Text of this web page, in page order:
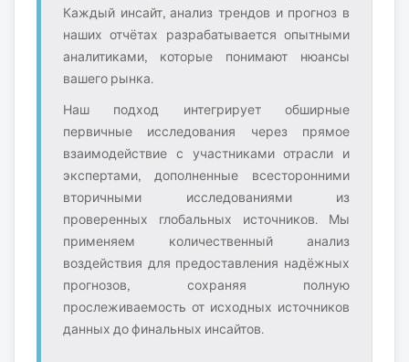
Каждый инсайт, анализ трендов и прогноз в
наших отчётах разрабатывается опытными
аналитиками, которые понимают нюансы
вашего рынка.
Наш подход интегрирует обширные
первичные исследования через прямое
взаимодействие с участниками отрасли и
экспертами, дополненные всесторонними
вторичными исследованиями из
проверенных глобальных источников. Мы
применяем количественный анализ
воздействия для предоставления надёжных
прогнозов, сохраняя полную
прослеживаемость от исходных источников
данных до финальных инсайтов.